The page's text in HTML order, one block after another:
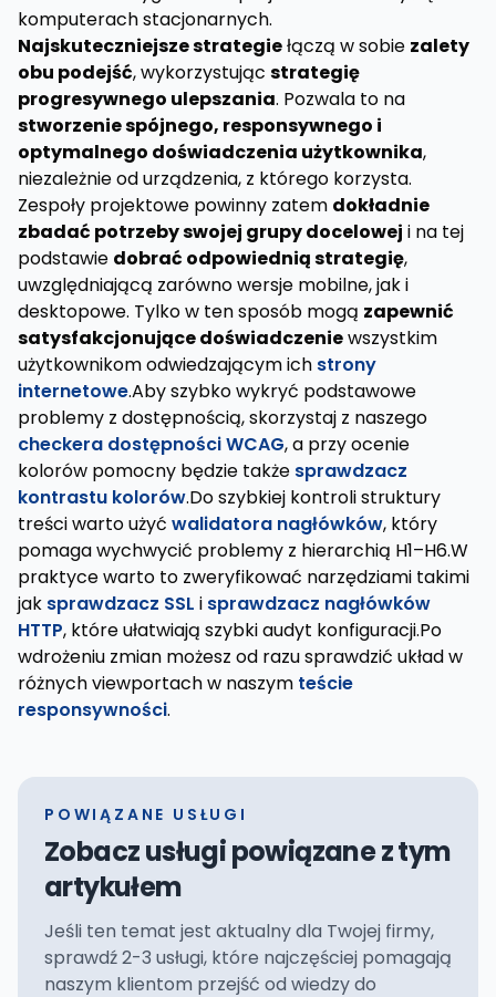
komputerach stacjonarnych.
Najskuteczniejsze strategiełączą w sobie zalety
obu podejść, wykorzystując strategię
progresywnego ulepszania. Pozwala to na
stworzenie spójnego, responsywnego i
optymalnego doświadczenia użytkownika,
niezależnie od urządzenia, z którego korzysta.
Zespoły projektowe powinny zatem dokładnie
zbadać potrzeby swojej grupy docelowej i na tej
podstawie dobrać odpowiednią strategię,
uwzględniającą zarówno wersje mobilne, jak i
desktopowe. Tylko w ten sposób mogą zapewnić
satysfakcjonujące doświadczeniewszystkim
użytkownikom odwiedzającym ich strony
internetowe.Aby szybko wykryć podstawowe
problemy z dostępnością, skorzystaj z naszego
checkera dostępności WCAG, a przy ocenie
kolorów pomocny będzie także sprawdzacz
kontrastu kolorów.Do szybkiej kontroli struktury
treści warto użyć walidatora nagłówków, który
pomaga wychwycić problemy z hierarchią H1–H6.W
praktyce warto to zweryfikować narzędziami takimi
jak sprawdzacz SSL i sprawdzacz nagłówków
HTTP, które ułatwiają szybki audyt konfiguracji.Po
wdrożeniu zmian możesz od razu sprawdzić układ w
różnych viewportach w naszym teście
responsywności.
POWIĄZANE USŁUGI
Zobacz usługi powiązane z tym
artykułem
Jeśli ten temat jest aktualny dla Twojej firmy,
sprawdź 2-3 usługi, które najczęściej pomagają
naszym klientom przejść od wiedzy do